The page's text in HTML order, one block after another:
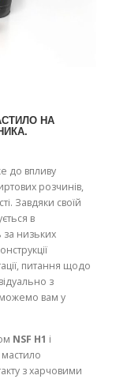
НА
до впливу
розчинів,
Завдяки своїй
в
за низьких
питання щодо
з
вам у
NSF H1 і
з харчовими